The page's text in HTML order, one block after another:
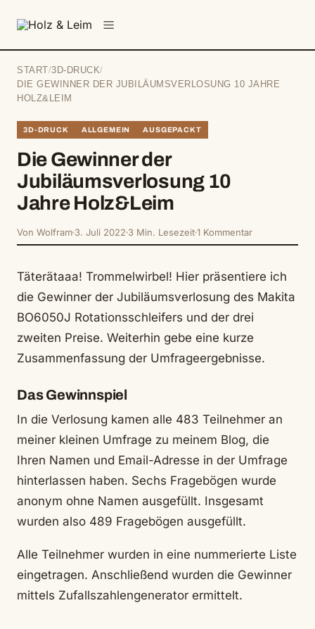
START /3D-DRUCK/
DIE GEWINNER DER JUBILÄUMSVERLOSUNG 10 JAHRE
HOLZ&LEIM
3D-DRUCK ALLGEMEIN AUSGEPACKT
Die Gewinner der
Jubiläumsverlosung 10
Jahre Holz&Leim
Von Wolfram 3. Juli 2022 3 Min. Lesezeit1 Kommentar
Täterätaaa! Trommelwirbel! Hier präsentiere ich
die Gewinner der Jubiläumsverlosung des Makita
BO6050J Rotationsschleifers und der drei
zweiten Preise. Weiterhin gebe eine kurze
Zusammenfassung der Umfrageergebnisse.
Das Gewinnspiel
In die Verlosung kamen alle 483 Teilnehmer an
meiner kleinen Umfrage zu meinem Blog, die
Ihren Namen und Email-Adresse in der Umfrage
hinterlassen haben. Sechs Fragebögen wurde
anonym ohne Namen ausgefüllt. Insgesamt
wurden also 489 Fragebögen ausgefüllt.
Alle Teilnehmer wurden in eine nummerierte Liste
eingetragen. Anschließend wurden die Gewinner
mittels Zufallszahlengenerator ermittelt.